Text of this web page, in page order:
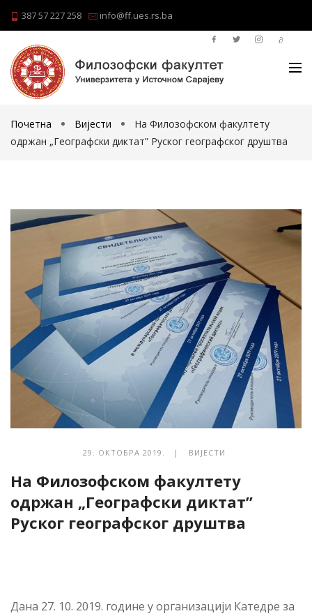
387 57 227 258 info@ff.ues.rs.ba
Почетна Вијести
На Филозофском факултету
одржан „Географски диктат” Руског географског друштва
29. ОКТОБРА 2019. | ВИЈЕСТИ
На Филозофском факултету
одржан „Географски диктат”
Руског географског друштва
Дана 27. 10. 2019. године у организацији Катедре за